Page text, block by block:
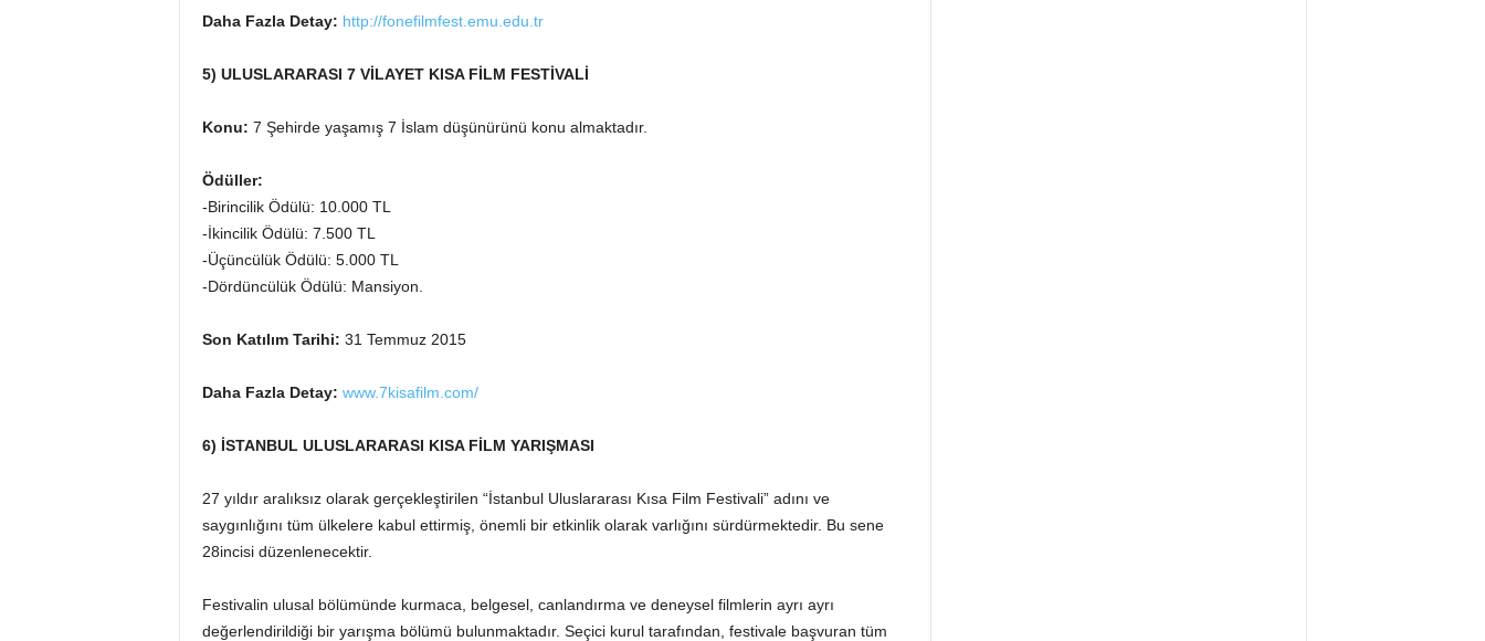
Daha Fazla Detay: http://fonefilmfest.emu.edu.tr
5) ULUSLARARASI 7 VİLAYET KISA FİLM FESTİVALİ
Konu: 7 Şehirde yaşamış 7 İslam düşünürünü konu almaktadır.
Ödüller:
-Birincilik Ödülü: 10.000 TL
-İkincilik Ödülü: 7.500 TL
-Üçüncülük Ödülü: 5.000 TL
-Dördüncülük Ödülü: Mansiyon.
Son Katılım Tarihi: 31 Temmuz 2015
Daha Fazla Detay: www.7kisafilm.com/
6) İSTANBUL ULUSLARARASI KISA FİLM YARIŞMASI
27 yıldır aralıksız olarak gerçekleştirilen “İstanbul Uluslararası Kısa Film Festivali” adını ve
saygınlığını tüm ülkelere kabul ettirmiş, önemli bir etkinlik olarak varlığını sürdürmektedir. Bu sene
28incisi düzenlenecektir.
Festivalin ulusal bölümünde kurmaca, belgesel, canlandırma ve deneysel filmlerin ayrı ayrı
değerlendirildiği bir yarışma bölümü bulunmaktadır. Seçici kurul tarafından, festivale başvuran tüm